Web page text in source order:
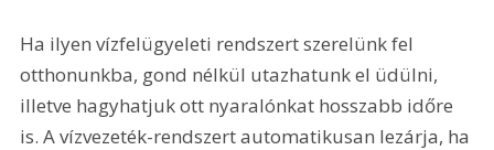
Ha ilyen vízfelügyeleti rendszert szerelünk fel
otthonunkba, gond nélkül utazhatunk el üdülni,
illetve hagyhatjuk ott nyaralónkat hosszabb időre
is. A vízvezeték-rendszert automatikusan lezárja, ha